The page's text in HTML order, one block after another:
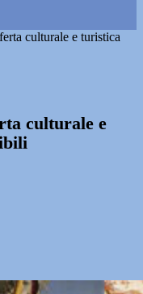
culturale e turistica
culturale e